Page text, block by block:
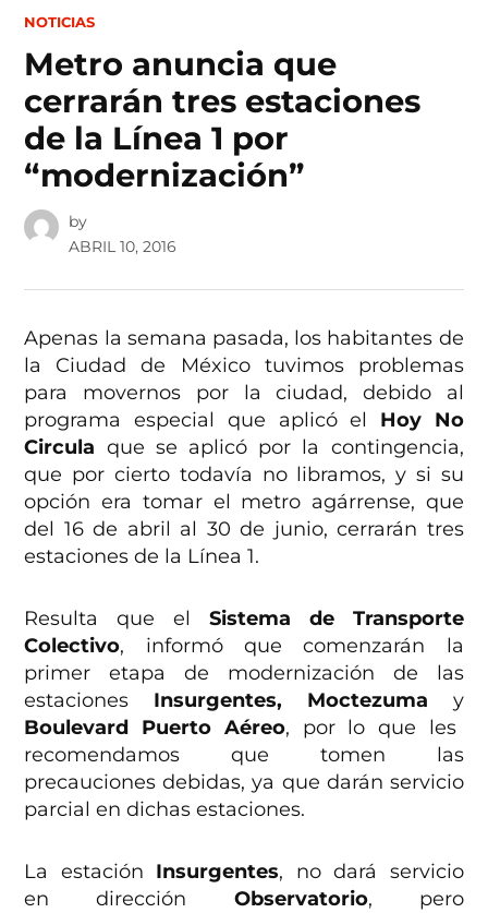
POSTED
NOTICIAS
Metro anuncia que
cerrarán tres estaciones
de la Línea 1 por
“modernización”
by
ABRIL 10, 2016
Apenas la semana pasada, los habitantes de
la Ciudad de México tuvimos problemas
para movernos por la ciudad, debido al
programa especial que aplicó el Hoy No
Circula que se aplicó por la contingencia,
que por cierto todavía no libramos, y si su
opción era tomar el metro agárrense, que
del 16 de abril al 30 de junio, cerrarán tres
estaciones de la Línea 1.
Resulta que el Sistema de Transporte
Colectivo, informó que comenzarán la
primer etapa de modernización de las
estaciones Insurgentes, Moctezuma y
Boulevard Puerto Aéreo, por lo que les
recomendamos que tomen las
precauciones debidas, ya que darán servicio
parcial en dichas estaciones.
La estación Insurgentes, no dará servicio
en dirección Observatorio, pero